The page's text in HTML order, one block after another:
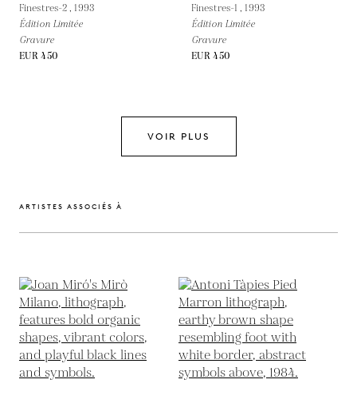
Finestres-2 ,1993
Édition Limitée
Gravure
EUR 450
Finestres-1 ,1993
Édition Limitée
Gravure
EUR 450
VOIR PLUS
ARTISTES ASSOCIÉS À